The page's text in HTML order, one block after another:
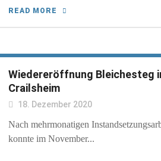
READ MORE
Wiedereröffnung Bleichesteg
Crailsheim
18. Dezember 2020
Nach mehrmonatigen
konnte im November...